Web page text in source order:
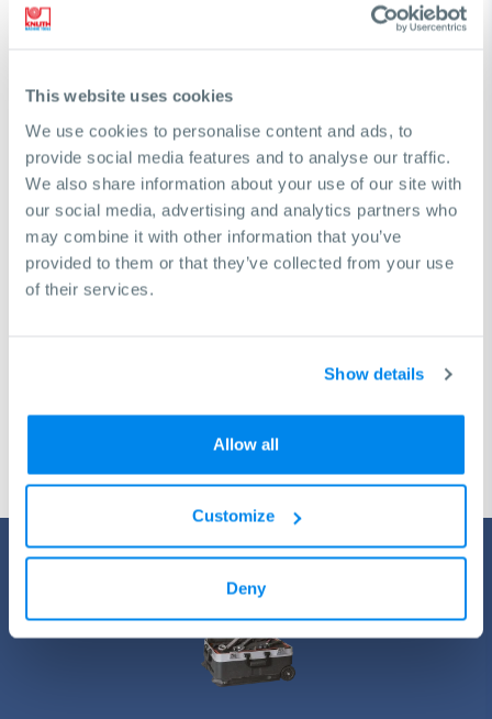
This website uses cookies
We use cookies to personalise content and ads, to
provide social media features and to analyse our traffic.
We also share information about your use of our site with
our social media, advertising and analytics partners who
may combine it with other information that you’ve
provided to them or that they’ve collected from your use
of their services.
Show details
Allow all
Customize
Deny
¿Necesita ayuda para encontrar una
máquina?